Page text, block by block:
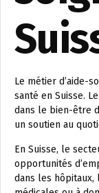
Le métier d’aide-
santé en Suisse.
dans le bien-être
un soutien au
En Suisse, le
opportunités
dans les hôpitaux,